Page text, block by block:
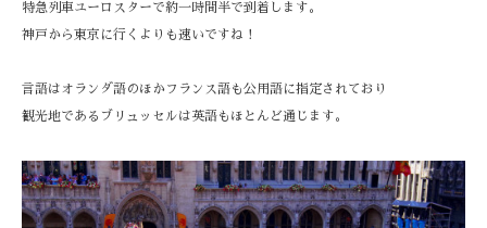
特急列車ユーロスターで約一時間半で到着します。
神戸から東京に行くよりも速いですね！
言語はオランダ語のほかフランス語も公用語に指定されており
観光地であるブリュッセルは英語もほとんど通じます。